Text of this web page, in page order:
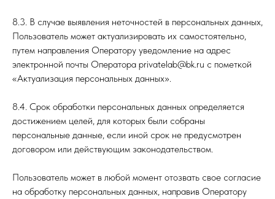
8.3. В случае выявления неточностей в персональных данных,
Пользователь может актуализировать их самостоятельно,
путем направления Оператору уведомление на адрес
электронной почты Оператора privatelab@bk.ru с пометкой
«Актуализация персональных данных».
8.4. Срок обработки персональных данных определяется
достижением целей, для которых были собраны
персональные данные, если иной срок не предусмотрен
договором или действующим законодательством.
Пользователь может в любой момент отозвать свое согласие
на обработку персональных данных, направив Оператору